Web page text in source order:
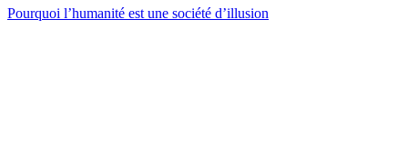
Pourquoi l’humanité est une société d’illusion